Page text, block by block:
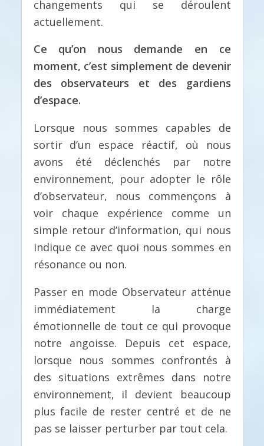
changements qui se déroulent
actuellement.
Ce qu’on nous demande en ce
moment, c’est simplement de devenir
des observateurs et des gardiens
d’espace.
Lorsque nous sommes capables de
sortir d’un espace réactif, où nous
avons été déclenchés par notre
environnement, pour adopter le rôle
d’observateur, nous commençons à
voir chaque expérience comme un
simple retour d’information, qui nous
indique ce avec quoi nous sommes en
résonance ou non.
Passer en mode Observateur atténue
immédiatement la charge
émotionnelle de tout ce qui provoque
notre angoisse. Depuis cet espace,
lorsque nous sommes confrontés à
des situations extrêmes dans notre
environnement, il devient beaucoup
plus facile de rester centré et de ne
pas se laisser perturber par tout cela.